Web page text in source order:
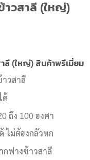
าวสาลี (ใหญ่)
ลี (ใหญ่) สินค้าพรีเมี่ยม
วสาลี
ด้
ถึง 100 องศา
ไม่ต้องกลัวหก
กฟางข้าวสาลี